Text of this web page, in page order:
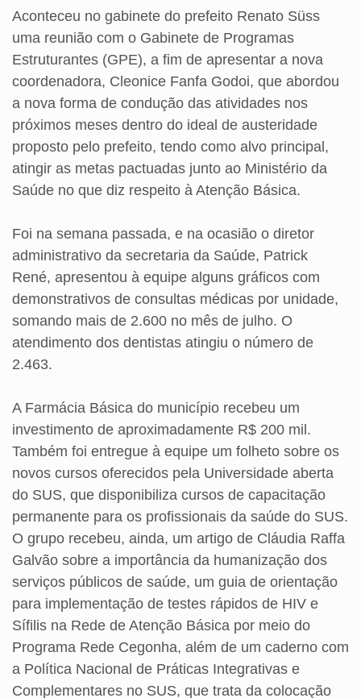
Aconteceu no gabinete do prefeito Renato Süss
uma reunião com o Gabinete de Programas
Estruturantes (GPE), a fim de apresentar a nova
coordenadora, Cleonice Fanfa Godoi, que abordou
a nova forma de condução das atividades nos
próximos meses dentro do ideal de austeridade
proposto pelo prefeito, tendo como alvo principal,
atingir as metas pactuadas junto ao Ministério da
Saúde no que diz respeito à Atenção Básica.
Foi na semana passada, e na ocasião o diretor
administrativo da secretaria da Saúde, Patrick
René, apresentou à equipe alguns gráficos com
demonstrativos de consultas médicas por unidade,
somando mais de 2.600 no mês de julho. O
atendimento dos dentistas atingiu o número de
2.463.
A Farmácia Básica do município recebeu um
investimento de aproximadamente R$ 200 mil.
Também foi entregue à equipe um folheto sobre os
novos cursos oferecidos pela Universidade aberta
do SUS, que disponibiliza cursos de capacitação
permanente para os profissionais da saúde do SUS.
O grupo recebeu, ainda, um artigo de Cláudia Raffa
Galvão sobre a importância da humanização dos
serviços públicos de saúde, um guia de orientação
para implementação de testes rápidos de HIV e
Sífilis na Rede de Atenção Básica por meio do
Programa Rede Cegonha, além de um caderno com
a Política Nacional de Práticas Integrativas e
Complementares no SUS, que trata da colocação